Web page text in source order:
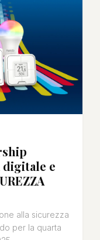
digitale e
alla sicurezza
per la quarta